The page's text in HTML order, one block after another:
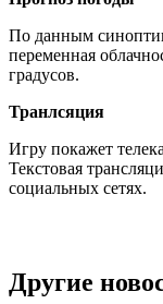
По данным
переменная
градусов.
Транлсяция
Игру покажет
Текстовая
социальных сетях.
Другие